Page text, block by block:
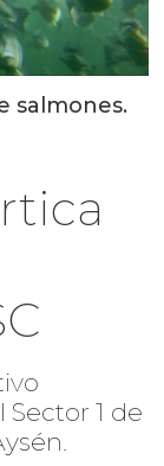
salmones.
1 de